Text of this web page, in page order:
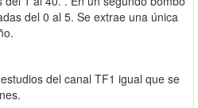
del 0 al 5. Se extrae una única
del canal TF1 igual que se